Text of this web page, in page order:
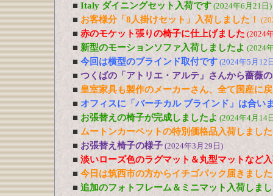
■ Italy ダイニングセット入荷です (2024年6月21日)
■ お客様分「8人掛けセット」入荷しました！
■ 赤のモケット張りの椅子に仕上げました (2024
■ 新型のモーションソファ入荷しましたよ (2024
■ 今回は横型のブラインド取付です (2024年5月12
■ つくばの「アトリエ・アルテ」さんから薔薇
■ 皇室家具も製作のメーカーさん、全て国産に
■ オフィスに「バーチカル ブラインド」は合い
■ お張替えの椅子が完成しましたよ (2024年4月14
■ ムートンカーペットの特別価格品入荷しました
■ お張替え椅子の様子 (2024年3月29日)
■ 淡いローズ色のラグマット＆丸型マットなど
■ 今日は筑西市の方からイチゴパック届きました
■ 追加のフォトフレーム＆ミニマット入荷しま